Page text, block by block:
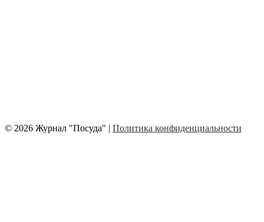
© 2026 Журнал "Посуда" | Политика конфиденциальности